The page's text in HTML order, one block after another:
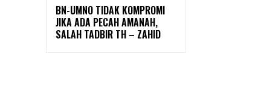
BN-UMNO TIDAK KOMPROMI
JIKA ADA PECAH AMANAH,
SALAH TADBIR TH – ZAHID